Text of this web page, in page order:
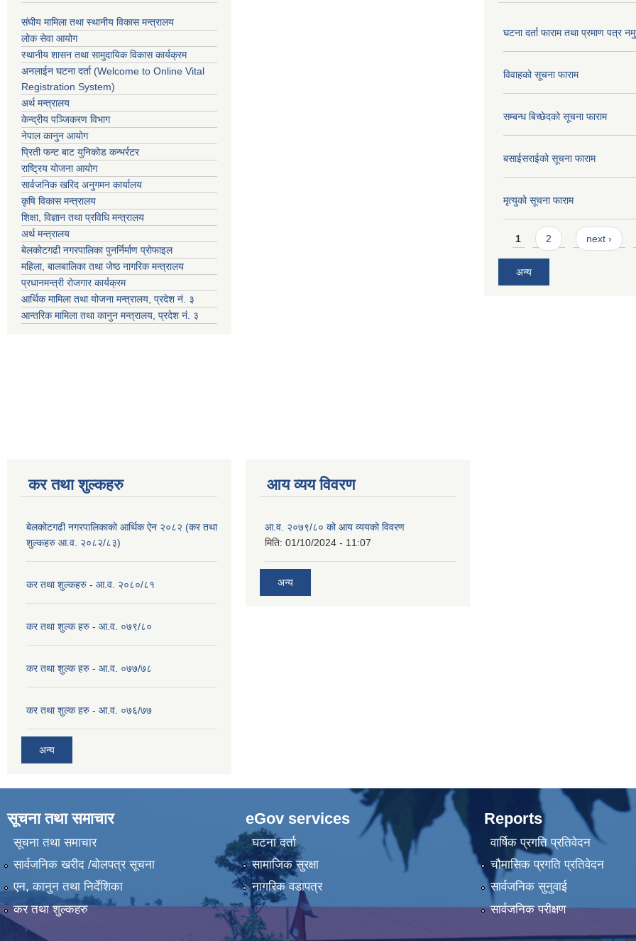
संघीय मामिला तथा स्थानीय विकास मन्त्रालय
लोक सेवा आयोग
स्थानीय शासन तथा सामुदायिक विकास कार्यक्रम
अनलाईन घटना दर्ता (Welcome to Online Vital
Registration System)
अर्थ मन्त्रालय
केन्द्रीय पञ्जिकरण विभाग
नेपाल कानुन आयोग
प्रिती फन्ट बाट युनिकोड कन्भर्रटर
राष्ट्रिय योजना आयोग
सार्वजनिक खरिद अनुगमन कार्यालय
कृषि विकास मन्त्रालय
शिक्षा, विज्ञान तथा प्रविधि मन्त्रालय
अर्थ मन्त्रालय
बेलकोटगढी नगरपालिका पुनर्निर्माण प्रोफाइल
महिला, बालबालिका तथा जेष्ठ नागरिक मन्त्रालय
प्रधानमन्त्री रोजगार कार्यक्रम
आर्थिक मामिला तथा योजना मन्त्रालय, प्रदेश नं. ३
आन्तरिक मामिला तथा कानुन मन्त्रालय, प्रदेश नं. ३
घटना दर्ता फाराम तथा प्रमाण पत्र
विवाहको सूचना फाराम
सम्बन्ध बिच्छेदको सूचना फाराम
बसाईसराईको सूचना फाराम
मृत्युको सूचना फाराम
Pages
1 2 next ›
अन्य
कर तथा शुल्कहरु
बेलकोटगढी नगरपालिकाको आर्थिक ऐन २०८२ (कर तथा
शुल्कहरु आ.व. २०८२/८३)
कर तथा शुल्कहरु - आ.व. २०८०/८१
कर तथा शुल्क हरु - आ.व. ०७९/८०
कर तथा शुल्क हरु - आ.व. ०७७/७८
कर तथा शुल्क हरु - आ.व. ०७६/७७
अन्य
आय व्यय विवरण
आ.व. २०७९/८० को आय व्ययको विवरण
मिति: 01/10/2024 - 11:07
अन्य
सूचना तथा समाचार
सूचना तथा समाचार
सार्वजनिक खरीद /बोलपत्र सूचना
एन, कानुन तथा निर्देशिका
कर तथा शुल्कहरु
eGov services
घटना दर्ता
सामाजिक सुरक्षा
नागरिक वडापत्र
Reports
वार्षिक प्रगति प्रतिवेदन
चौमासिक प्रगति प्रतिवेदन
सार्वजनिक सुनुवाई
सार्वजनिक परीक्षण